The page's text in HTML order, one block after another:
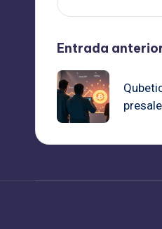
de
entradas
Entrada